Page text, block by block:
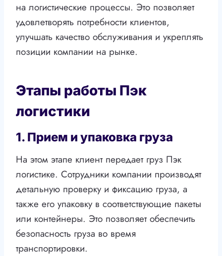
на логистические процессы. Это позволяет
удовлетворять потребности клиентов,
улучшать качество обслуживания и укреплять
позиции компании на рынке.
Этапы работы Пэк
логистики
1. Прием и упаковка груза
На этом этапе клиент передает груз Пэк
логистике. Сотрудники компании производят
детальную проверку и фиксацию груза, а
также его упаковку в соответствующие пакеты
или контейнеры. Это позволяет обеспечить
безопасность груза во время
транспортировки.